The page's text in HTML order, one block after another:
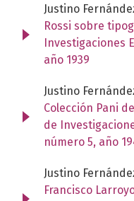
Justino
Rossi sobre
Investigaciones
año 1939
Justino
Colección Pani
de
número 5, año
Justino
Francisco